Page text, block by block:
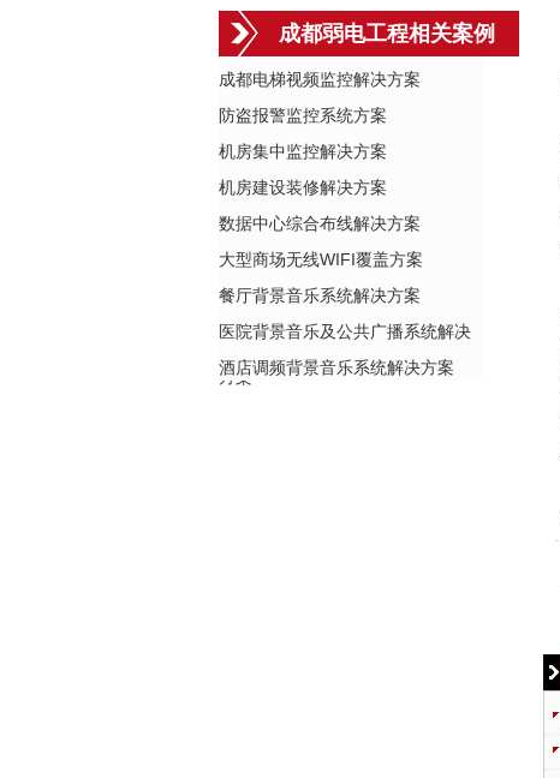
成都弱电工程相关案例
成都电梯视频监控解决方案
防盗报警监控系统方案
机房集中监控解决方案
机房建设装修解决方案
数据中心综合布线解决方案
大型商场无线WIFI覆盖方案
餐厅背景音乐系统解决方案
医院背景音乐及公共广播系统解决
方案
酒店调频背景音乐系统解决方案